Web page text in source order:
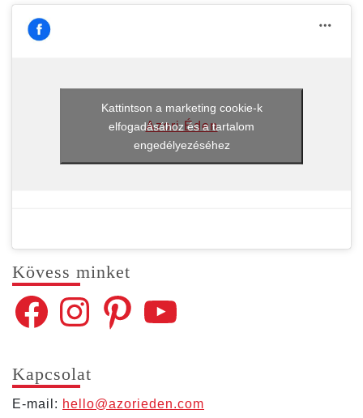
Azori Éden
Kattintson a marketing cookie-k
elfogadásához és a tartalom
engedélyezéséhez
Kövess min­ket
FacebookInstagramPinterestYouTube
Kap­cso­lat
E‑mail: hello@​azorieden.​com